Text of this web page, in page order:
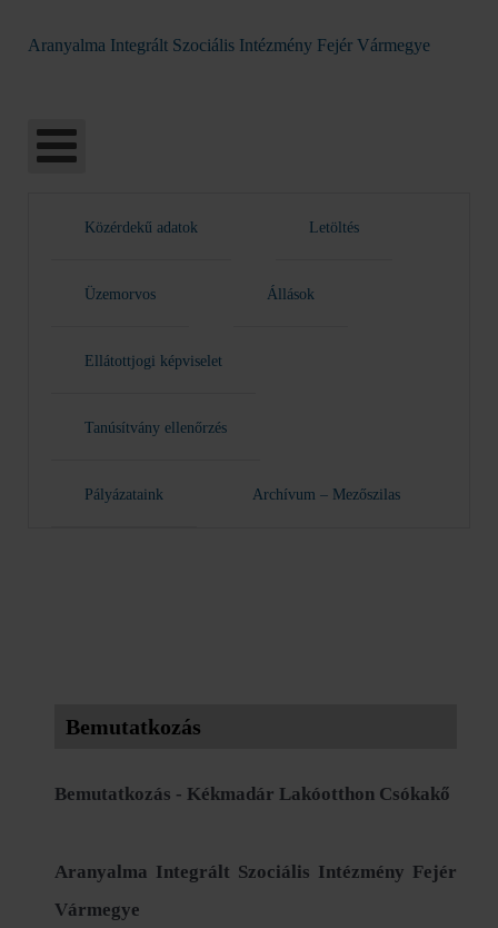
Aranyalma Integrált Szociális Intézmény Fejér Vármegye
Közérdekű adatok Letöltés
Üzemorvos Állások
Ellátottjogi képviselet
Tanúsítvány ellenőrzés
Pályázataink Archívum – Mezőszilas
Bemutatkozás
Bemutatkozás - Kékmadár Lakóotthon Csókakő
Aranyalma Integrált Szociális Intézmény Fejér
Vármegye